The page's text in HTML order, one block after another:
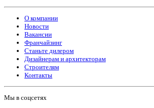
О компании
Новости
Вакансии
Франчайзинг
Станьте дилером
Дизайнерам и архитекторам
Строителям
Контакты
Мы в соцсетях